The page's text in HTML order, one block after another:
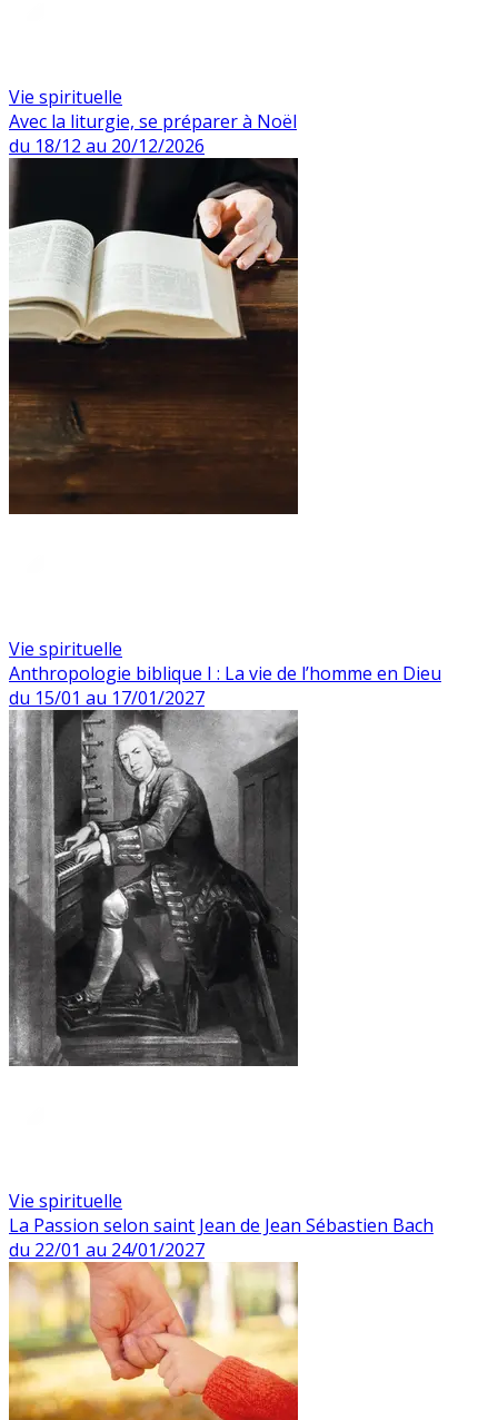
Vie spirituelle
Avec la liturgie, se préparer à Noël
du 18/12 au 20/12/2026
Vie spirituelle
Anthropologie biblique I : La vie de l’homme en Dieu
du 15/01 au 17/01/2027
Vie spirituelle
La Passion selon saint Jean de Jean Sébastien Bach
du 22/01 au 24/01/2027